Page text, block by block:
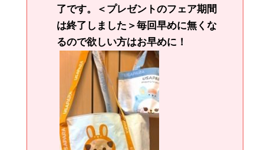
了です。＜プレゼントのフェア期間
は終了しました＞毎回早めに無くな
るので欲しい方はお早めに！